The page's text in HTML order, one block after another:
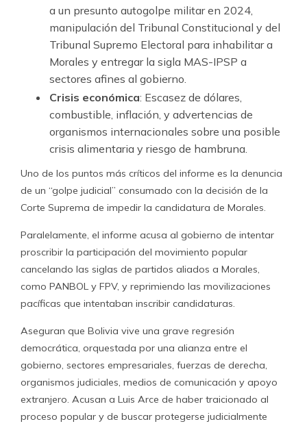
a un presunto autogolpe militar en 2024,
manipulación del Tribunal Constitucional y del
Tribunal Supremo Electoral para inhabilitar a
Morales y entregar la sigla MAS-IPSP a
sectores afines al gobierno.
Crisis económica: Escasez de dólares,
combustible, inflación, y advertencias de
organismos internacionales sobre una posible
crisis alimentaria y riesgo de hambruna.
Uno de los puntos más críticos del informe es la denuncia
de un “golpe judicial” consumado con la decisión de la
Corte Suprema de impedir la candidatura de Morales.
Paralelamente, el informe acusa al gobierno de intentar
proscribir la participación del movimiento popular
cancelando las siglas de partidos aliados a Morales,
como PANBOL y FPV, y reprimiendo las movilizaciones
pacíficas que intentaban inscribir candidaturas.
Aseguran que Bolivia vive una grave regresión
democrática, orquestada por una alianza entre el
gobierno, sectores empresariales, fuerzas de derecha,
organismos judiciales, medios de comunicación y apoyo
extranjero. Acusan a Luis Arce de haber traicionado al
proceso popular y de buscar protegerse judicialmente